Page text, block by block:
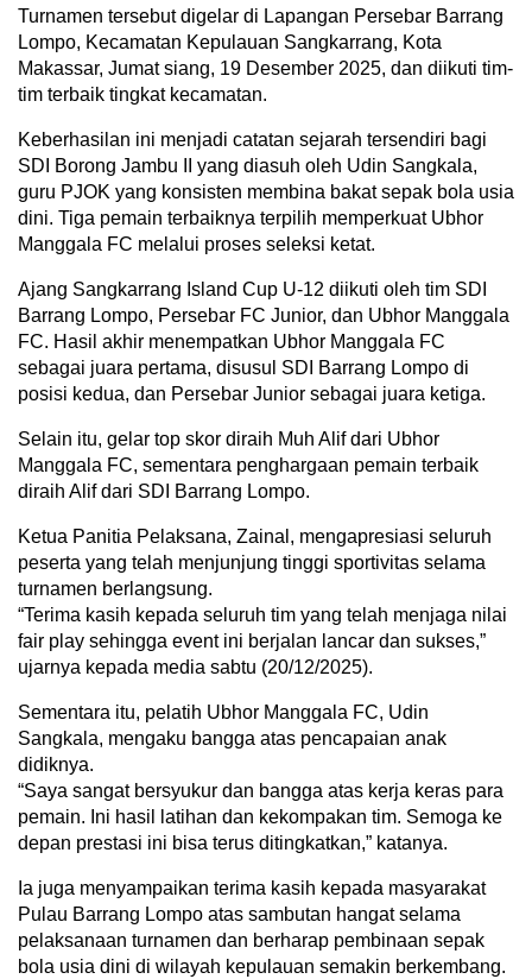
Turnamen tersebut digelar di Lapangan Persebar Barrang
Lompo, Kecamatan Kepulauan Sangkarrang, Kota
Makassar, Jumat siang, 19 Desember 2025, dan diikuti tim-
tim terbaik tingkat kecamatan.
Keberhasilan ini menjadi catatan sejarah tersendiri bagi
SDI Borong Jambu II yang diasuh oleh Udin Sangkala,
guru PJOK yang konsisten membina bakat sepak bola usia
dini. Tiga pemain terbaiknya terpilih memperkuat Ubhor
Manggala FC melalui proses seleksi ketat.
Ajang Sangkarrang Island Cup U-12 diikuti oleh tim SDI
Barrang Lompo, Persebar FC Junior, dan Ubhor Manggala
FC. Hasil akhir menempatkan Ubhor Manggala FC
sebagai juara pertama, disusul SDI Barrang Lompo di
posisi kedua, dan Persebar Junior sebagai juara ketiga.
Selain itu, gelar top skor diraih Muh Alif dari Ubhor
Manggala FC, sementara penghargaan pemain terbaik
diraih Alif dari SDI Barrang Lompo.
Ketua Panitia Pelaksana, Zainal, mengapresiasi seluruh
peserta yang telah menjunjung tinggi sportivitas selama
turnamen berlangsung.
“Terima kasih kepada seluruh tim yang telah menjaga nilai
fair play sehingga event ini berjalan lancar dan sukses,”
ujarnya kepada media sabtu (20/12/2025).
Sementara itu, pelatih Ubhor Manggala FC, Udin
Sangkala, mengaku bangga atas pencapaian anak
didiknya.
“Saya sangat bersyukur dan bangga atas kerja keras para
pemain. Ini hasil latihan dan kekompakan tim. Semoga ke
depan prestasi ini bisa terus ditingkatkan,” katanya.
Ia juga menyampaikan terima kasih kepada masyarakat
Pulau Barrang Lompo atas sambutan hangat selama
pelaksanaan turnamen dan berharap pembinaan sepak
bola usia dini di wilayah kepulauan semakin berkembang.